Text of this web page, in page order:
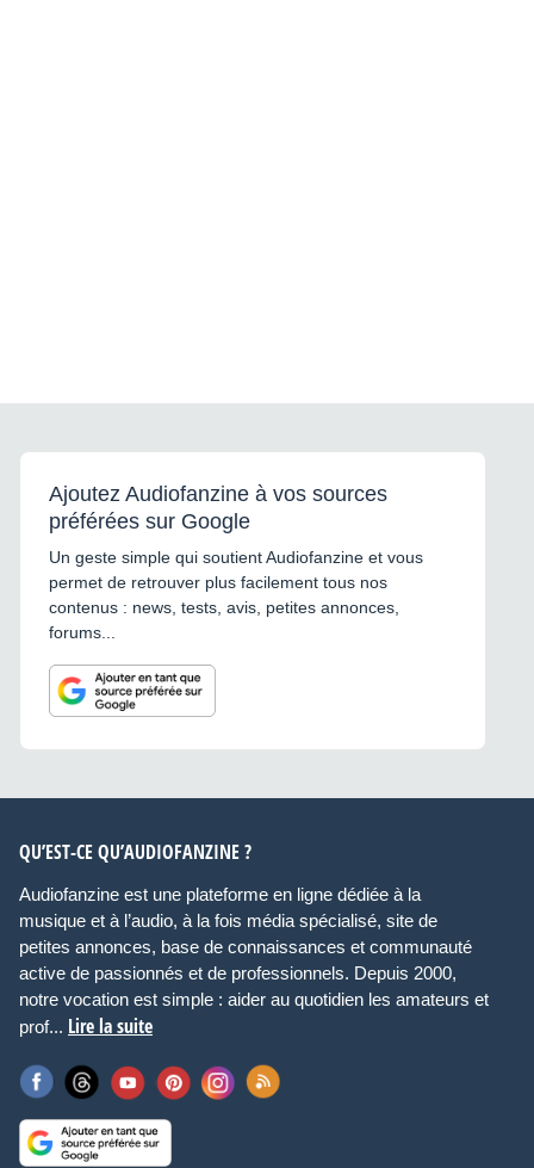
Ajoutez Audiofanzine à vos sources
préférées sur Google
Un geste simple qui soutient Audiofanzine et vous
permet de retrouver plus facilement tous nos
contenus : news, tests, avis, petites annonces,
forums...
QU’EST-CE QU’AUDIOFANZINE ?
Audiofanzine est une plateforme en ligne dédiée à la
musique et à l’audio, à la fois média spécialisé, site de
petites annonces, base de connaissances et communauté
active de passionnés et de professionnels. Depuis 2000,
notre vocation est simple : aider au quotidien les amateurs et
prof... Lire la suite